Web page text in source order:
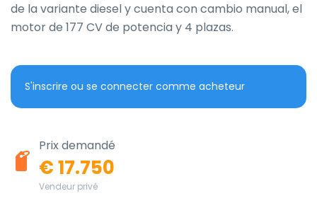
de la variante diesel y cuenta con cambio manual, el
motor de 177 CV de potencia y 4 plazas.
S'inscrire ou se connecter comme acheteur
Prix demandé
€ 17.750
Vendeur privé